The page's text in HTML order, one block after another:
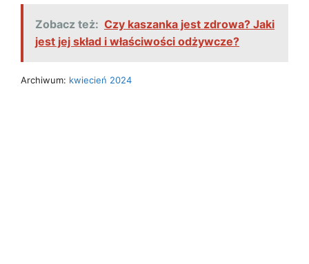
Zobacz też: Czy kaszanka jest zdrowa? Jaki
jest jej skład i właściwości odżywcze?
Archiwum: kwiecień 2024